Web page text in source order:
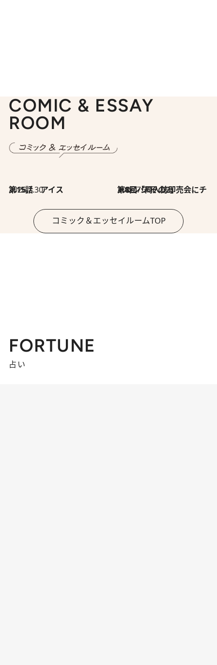
COMIC & ESSAY
ROOM
2026.7.30
第15話 アイス 2026.7.30
第8回「同人誌即売会にチャレンジ その2」
コミック＆エッセイルームTOP
FORTUNE
占い